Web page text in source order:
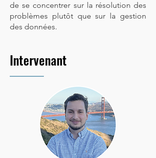
de se concentrer sur la résolution des
problèmes plutôt que sur la gestion
des données.
Intervenant